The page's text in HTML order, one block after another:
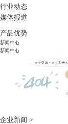
行业动态
媒体报道
产品优势
新闻中心
新闻中心
企业新闻 >